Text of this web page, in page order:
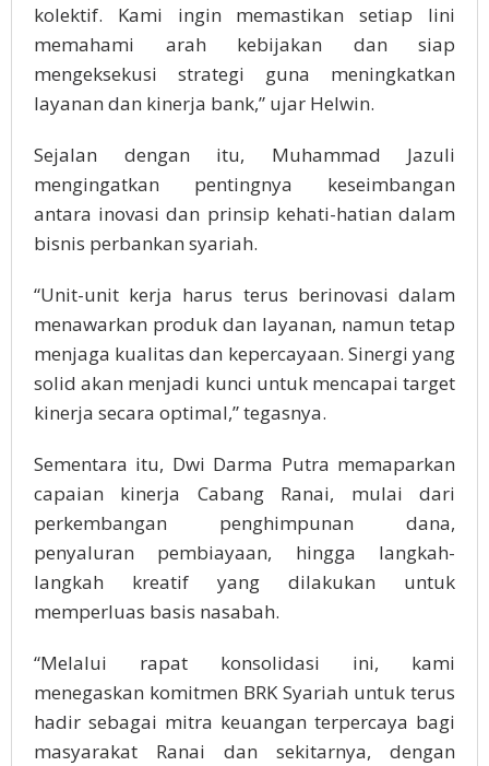
kolektif. Kami ingin memastikan setiap lini
memahami arah kebijakan dan siap
mengeksekusi strategi guna meningkatkan
layanan dan kinerja bank,” ujar Helwin.
Sejalan dengan itu, Muhammad Jazuli
mengingatkan pentingnya keseimbangan
antara inovasi dan prinsip kehati-hatian dalam
bisnis perbankan syariah.
“Unit-unit kerja harus terus berinovasi dalam
menawarkan produk dan layanan, namun tetap
menjaga kualitas dan kepercayaan. Sinergi yang
solid akan menjadi kunci untuk mencapai target
kinerja secara optimal,” tegasnya.
Sementara itu, Dwi Darma Putra memaparkan
capaian kinerja Cabang Ranai, mulai dari
perkembangan penghimpunan dana,
penyaluran pembiayaan, hingga langkah-
langkah kreatif yang dilakukan untuk
memperluas basis nasabah.
“Melalui rapat konsolidasi ini, kami
menegaskan komitmen BRK Syariah untuk terus
hadir sebagai mitra keuangan terpercaya bagi
masyarakat Ranai dan sekitarnya, dengan